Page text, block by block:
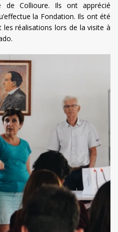
de Collioure. Ils ont apprécié
la Fondation. Ils ont été
les réalisations lors de la visite à